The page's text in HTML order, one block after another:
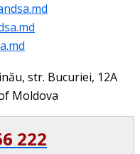
str. Bucuriei, 12A
Moldova
222